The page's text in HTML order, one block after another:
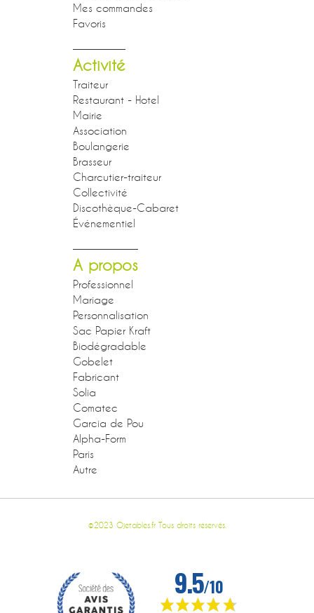
Mes commandes
Favoris
Activité
Traiteur
Restaurant - Hotel
Mairie
Association
Boulangerie
Brasseur
Charcutier-traiteur
Collectivité
Discothèque-Cabaret
Événementiel
A propos
Professionnel
Mariage
Personnalisation
Sac Papier Kraft
Biodégradable
Gobelet
Fabricant
Solia
Comatec
Garcia de Pou
Alpha-Form
Paris
Autre
©2023 Ojetables.fr Tous droits réservés.